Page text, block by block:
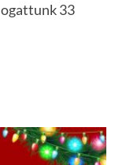
33